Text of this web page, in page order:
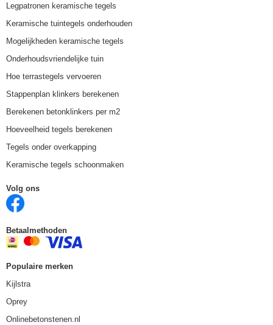
Legpatronen keramische tegels
Keramische tuintegels onderhouden
Mogelijkheden keramische tegels
Onderhoudsvriendelijke tuin
Hoe terrastegels vervoeren
Stappenplan klinkers berekenen
Berekenen betonklinkers per m2
Hoeveelheid tegels berekenen
Tegels onder overkapping
Keramische tegels schoonmaken
Volg ons
Betaalmethoden
Populaire merken
Kijlstra
Oprey
Onlinebetonstenen.nl